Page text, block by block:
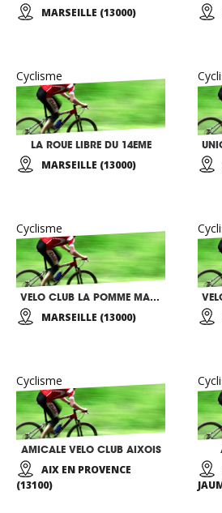
MARSEILLE (13000)
Cyclisme
LA ROUE LIBRE DU 14EME
MARSEILLE (13000)
Cyclisme
VELO CLUB LA POMME MARSEILLE
MARSEILLE (13000)
Cyclisme
AMICALE VELO CLUB AIXOIS
AIX EN PROVENCE
(13100)